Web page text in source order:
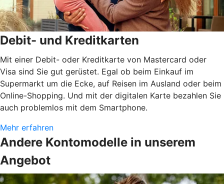
Debit- und Kreditkarten
Mit einer Debit- oder Kreditkarte von Mastercard oder
Visa sind Sie gut gerüstet. Egal ob beim Einkauf im
Supermarkt um die Ecke, auf Reisen im Ausland oder beim
Online-Shopping. Und mit der digitalen Karte bezahlen Sie
auch problemlos mit dem Smartphone.
Mehr erfahren
Andere Kontomodelle in unserem
Angebot